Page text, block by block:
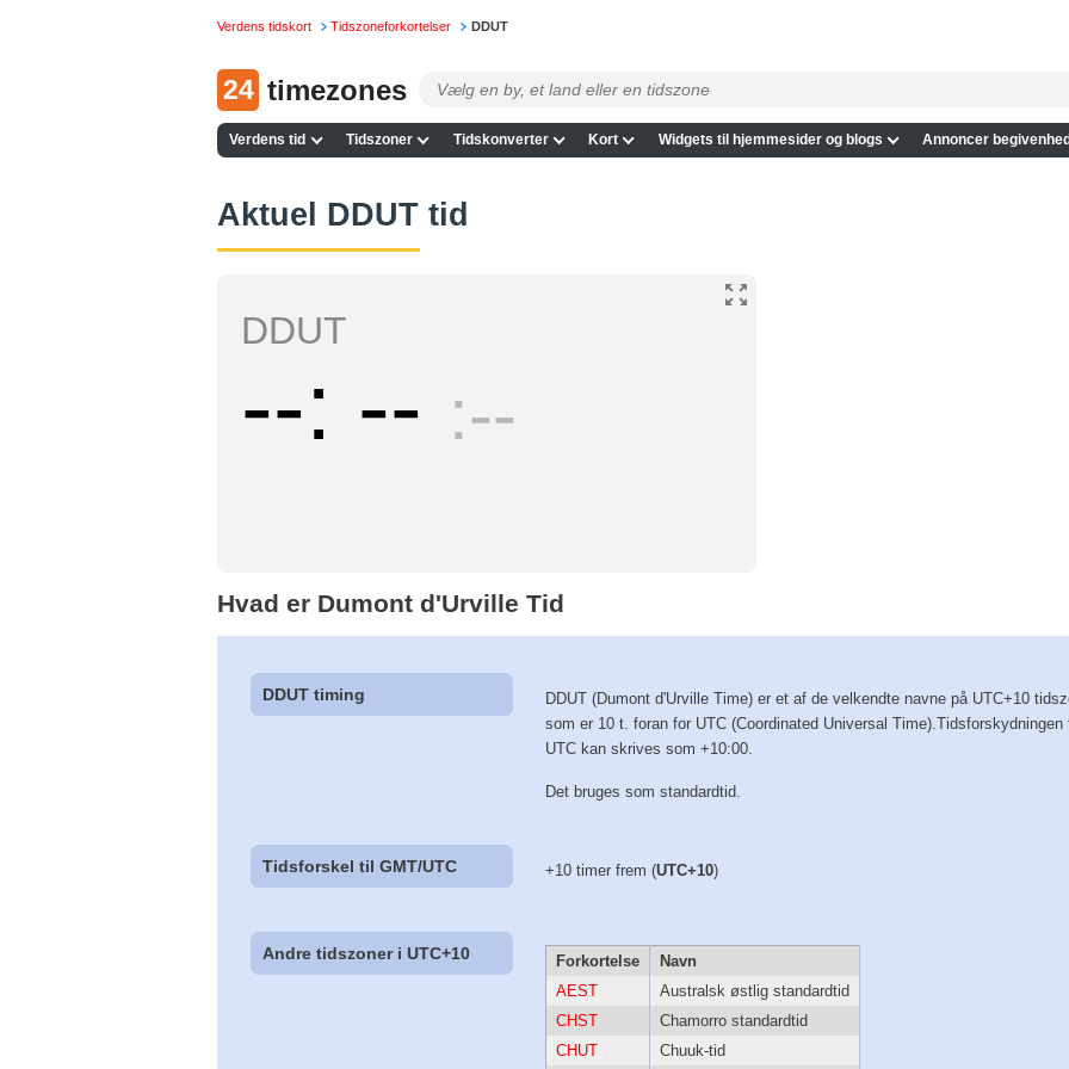
Verdens tidskort Tidszoneforkortelser DDUT
24 timezones
Verdens tid Tidszoner Tidskonverter Kort Widgets til hjemmesider og blogs Annoncer
Aktuel DDUT tid
DDUT
-- -- --
Hvad er Dumont d'Urville Tid
DDUT timing
DDUT (Dumont d'Urville Time) er et af de velkendte navne på UTC+10
som er 10 t. foran for UTC (Coordinated Universal Time).Tidsforskydningen
UTC kan skrives som +10:00.
Det bruges som standardtid.
Tidsforskel til GMT/UTC +10 timer frem (UTC+10)
Andre tidszoner i UTC+10 Forkortelse
Navn
AEST
Australsk østlig standardtid
CHST
Chamorro standardtid
CHUT
Chuuk-tid